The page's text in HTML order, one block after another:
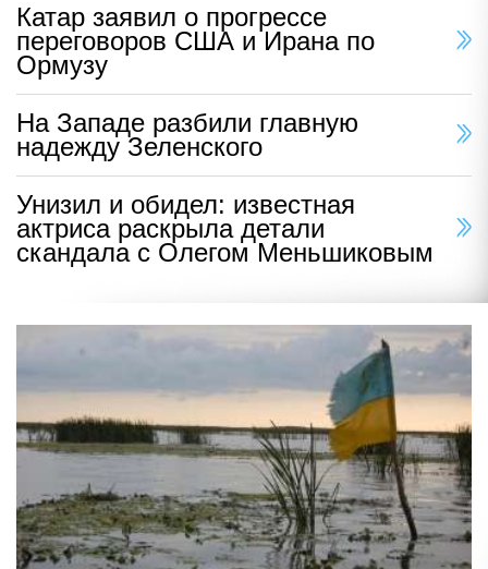
Катар заявил о прогрессе
переговоров США и Ирана по
Ормузу
На Западе разбили главную
надежду Зеленского
Унизил и обидел: известная
актриса раскрыла детали
скандала с Олегом Меньшиковым